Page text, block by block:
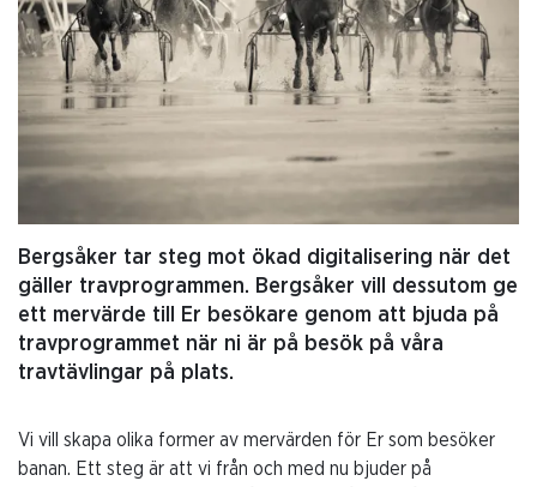
Bergsåker tar steg mot ökad digitalisering när det
gäller travprogrammen. Bergsåker vill dessutom ge
ett mervärde till Er besökare genom att bjuda på
travprogrammet när ni är på besök på våra
travtävlingar på plats.
Vi vill skapa olika former av mervärden för Er som besöker
banan. Ett steg är att vi från och med nu bjuder på